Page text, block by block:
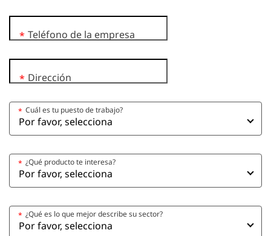
Teléfono de la empresa
*
Dirección
*
Cuál es tu puesto de trabajo?
*
¿Qué producto te interesa?
*
¿Qué es lo que mejor describe su sector?
*